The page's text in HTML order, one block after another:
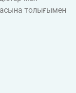
толығымен